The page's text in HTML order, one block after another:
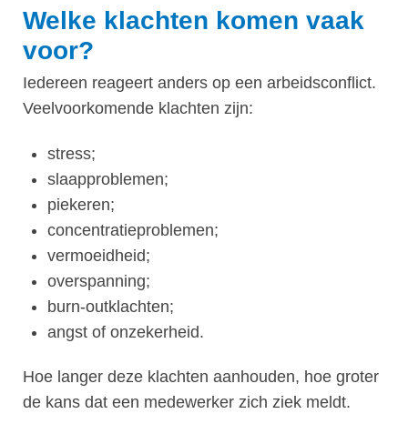
Welke klachten komen vaak
voor?
Iedereen reageert anders op een arbeidsconflict.
Veelvoorkomende klachten zijn:
stress;
slaapproblemen;
piekeren;
concentratieproblemen;
vermoeidheid;
overspanning;
burn-outklachten;
angst of onzekerheid.
Hoe langer deze klachten aanhouden, hoe groter
de kans dat een medewerker zich ziek meldt.